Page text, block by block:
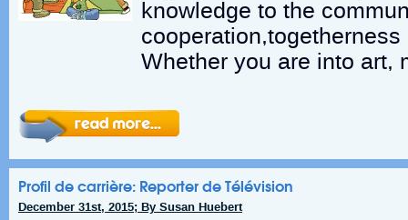
knowledge to the
Whether you are into art,
Profil de carrière: Reporter de Télévision
December 31st, 2015; By Susan Huebert